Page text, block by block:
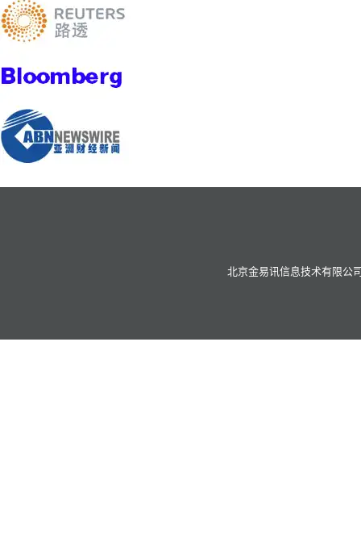
北京金易讯信息技术有限公